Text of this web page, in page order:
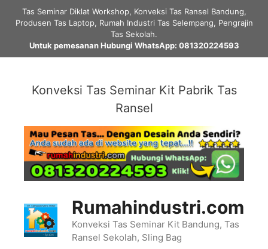
Tas Seminar Diklat Workshop, Konveksi Tas Ransel Bandung,
Produsen Tas Laptop, Rumah Industri Tas Selempang, Pengrajin
Tas Sekolah.
Untuk pemesanan Hubungi WhatsApp: 081320224593
Konveksi Tas Seminar Kit Pabrik Tas
Ransel
Rumahindustri.com
Konveksi Tas Seminar Kit Bandung, Tas
Ransel Sekolah, Sling Bag